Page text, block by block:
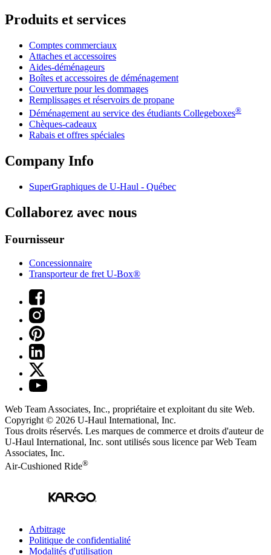
Produits et services
Comptes commerciaux
Attaches et accessoires
Aides-déménageurs
Boîtes et accessoires de déménagement
Couverture pour les dommages
Remplissages et réservoirs de propane
Déménagement au service des étudiants Collegeboxes®
Chèques-cadeaux
Rabais et offres spéciales
Company Info
SuperGraphiques de U-Haul - Québec
Collaborez avec nous
Fournisseur
Concessionnaire
Transporteur de fret U-Box®
Web Team Associates, Inc., propriétaire et exploitant du site Web.
Copyright © 2026 U-Haul International, Inc.
Tous droits réservés. Les marques de commerce et droits d'auteur de
U-Haul International, Inc. sont utilisés sous licence par Web Team
Associates, Inc.
Air-Cushioned Ride®
Arbitrage
Politique de confidentialité
Modalités d'utilisation